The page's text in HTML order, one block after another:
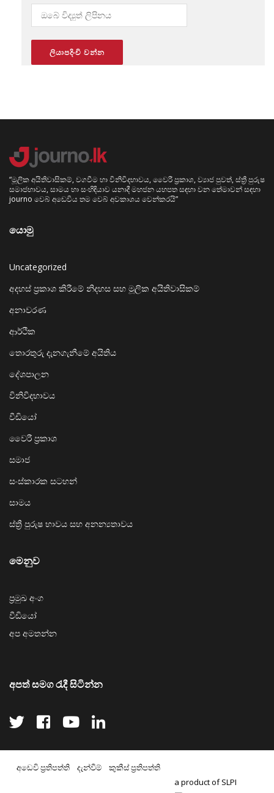
“මූලික අයිතිවාසිකම්, වගවීම හා විනිවිදභාවය, වෛරී ප්‍රකාශ, ව්‍යාජ පුවත්, ස්ත්‍රී පුරුෂ
සමාජභාවය, සාමය හා සංහිඳියාව යනාදී මහජන යහපත සඳහා වන තේමාවන් සඳහා
journo වෙබ් අඩෙවිය තම වෙබ් අවකාශය වෙන්කරයි”
යොමු
Uncategorized
අදහස් ප්‍රකාශ කිරීමේ නිදහස සහ මූලික අයිතිවාසිකම්
අනාවරණ
ආර්ථික
තොරතුරු දැනගැනීමේ අයිතිය
දේශපාලන
විනිවිදභාවය
වීඩියෝ
වෛරී ප්‍රකාශ
සමාජ
සංස්කාරක සටහන්
සාමය
ස්ත්‍රී පුරුෂ භාවය සහ අනන්‍යතාවය
මෙනුව
ප්‍රමුඛ අංග
වීඩියෝ
අප අමතන්න
අපත් සමග රැදී සිටින්න
අඩෙවි ප්‍රතිපත්ති දැන්වීම්
කුකීස් ප්‍රතිපත්ති
a product of SLPI